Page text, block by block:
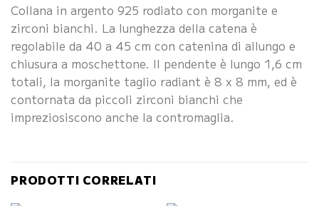
Collana in argento 925 rodiato con morganite e
zirconi bianchi. La lunghezza della catena è
regolabile da 40 a 45 cm con catenina di allungo e
chiusura a moschettone. Il pendente è lungo 1,6 cm
totali, la morganite taglio radiant è 8 x 8 mm, ed è
contornata da piccoli zirconi bianchi che
impreziosiscono anche la contromaglia.
PRODOTTI CORRELATI